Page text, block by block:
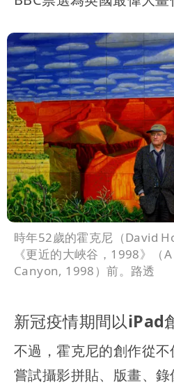
時年52歲的霍克尼（David
《更近的大峽谷，1998》（
Canyon, 1998）前。路透
新冠疫情期間以iPad
不過，霍克尼的創作從
嘗試攝影拼貼、版畫、